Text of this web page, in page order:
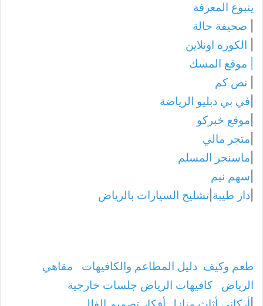
ينبوع المعرفة
صحيفة حالة
الكوره اونلاين
موقع المسك
نص كم
في بي دبليو الرياضة
موقع خبركو
متجر مالي
ماسنجر المسلم
سهم نيم
دار طيبة تشليح السيارات بالرياض
طعم وكيف دليل المطاعم والكافيهات
مقاهي
الرياض
كافيهات الرياض جلسات خارجية